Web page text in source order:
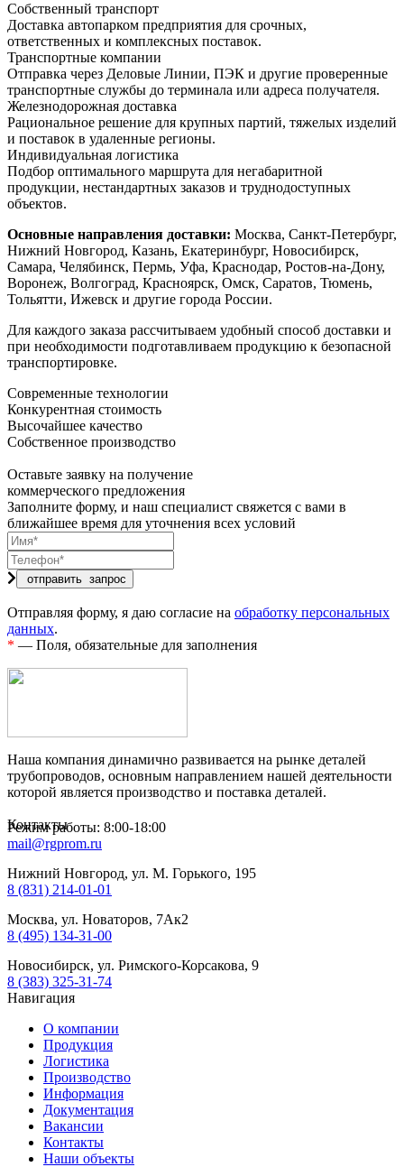
Собственный транспорт
Доставка автопарком предприятия для срочных,
ответственных и комплексных поставок.
Транспортные компании
Отправка через Деловые Линии, ПЭК и другие проверенные
транспортные службы до терминала или адреса получателя.
Железнодорожная доставка
Рациональное решение для крупных партий, тяжелых изделий
и поставок в удаленные регионы.
Индивидуальная логистика
Подбор оптимального маршрута для негабаритной
продукции, нестандартных заказов и труднодоступных
объектов.
Основные направления доставки: Москва, Санкт-Петербург,
Нижний Новгород, Казань, Екатеринбург, Новосибирск,
Самара, Челябинск, Пермь, Уфа, Краснодар, Ростов-на-Дону,
Воронеж, Волгоград, Красноярск, Омск, Саратов, Тюмень,
Тольятти, Ижевск и другие города России.
Для каждого заказа рассчитываем удобный способ доставки и
при необходимости подготавливаем продукцию к безопасной
транспортировке.
Современные технологии
Конкурентная стоимость
Высочайшее качество
Собственное производство
Оставьте заявку на получение
коммерческого предложения
Заполните форму, и наш специалист свяжется с вами в
ближайшее время для уточнения всех условий
Отправляя форму, я даю согласие на обработку персональных
данных.
* — Поля, обязательные для заполнения
Наша компания динамично развивается на рынке деталей
трубопроводов, основным направлением нашей деятельности
которой является производство и поставка деталей.
Контакты
Режим работы: 8:00-18:00
mail@rgprom.ru
Нижний Новгород, ул. М. Горького, 195
8 (831) 214-01-01
Москва, ул. Новаторов, 7Ак2
8 (495) 134-31-00
Новосибирск, ул. Римского-Корсакова, 9
8 (383) 325-31-74
Навигация
О компании
Продукция
Логистика
Производство
Информация
Документация
Вакансии
Контакты
Наши объекты